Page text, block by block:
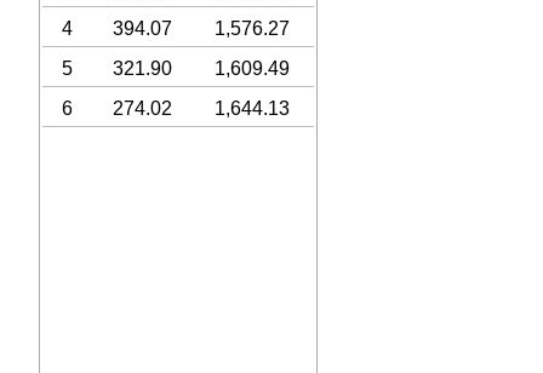
4
394.07
1,576.27
5
321.90
1,609.49
6
274.02 1,644.13